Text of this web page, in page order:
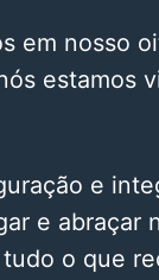
em nosso
estamos
e
e abraçar
o que